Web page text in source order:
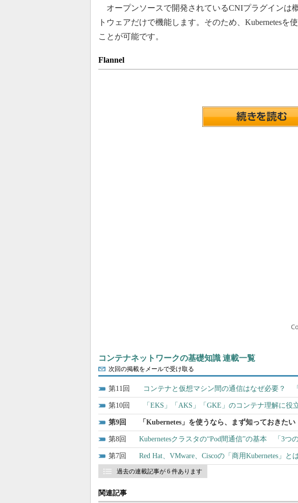
オープンソースで開発されているCNIプラグインは
トウェアだけで機能します。そのため、Kubernetesを
ことが可能です。
Flannel
コンテナネットワークの基礎知識 連載一覧
次回の掲載をメールで受け取る
11 コンテナと仮想マシン間の通信はなぜ必要？
10 「EKS」「AKS」「GKE」のコンテナ理解に役
9 「Kubernetes」を使うなら、まず知っておきた
8 Kubernetesクラスタの“Pod間通信”の基本 「3つ
7 Red Hat、VMware、Ciscoの「商用Kubernetes」
過去の連載記事が 6 件あります
関連記事